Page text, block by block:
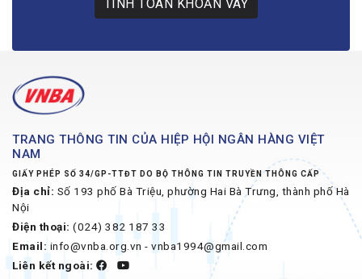
TÍNH TOÁN KHOẢN VAY
TRANG THÔNG TIN CỦA HIỆP HỘI NGÂN HÀNG VIỆT
NAM
GIẤY PHÉP SỐ 34/GP-TTĐT DO BỘ THÔNG TIN TRUYỀN THÔNG CẤP
Địa chỉ: Số 193 phố Bà Triệu, phường Hai Bà Trưng, thành phố Hà
Nội
Điện thoại: (024) 382 187 33
Email: info@vnba.org.vn - vnba1994@gmail.com
Liên kết ngoài: